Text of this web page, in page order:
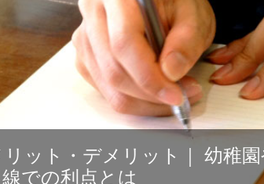
ット・デメリット｜ 幼稚園
での利点とは